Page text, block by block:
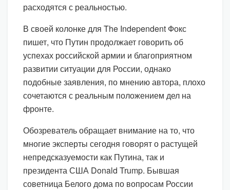
расходятся с реальностью.
В своей колонке для The Independent Фокс
пишет, что Путин продолжает говорить об
успехах российской армии и благоприятном
развитии ситуации для России, однако
подобные заявления, по мнению автора, плохо
сочетаются с реальным положением дел на
фронте.
Обозреватель обращает внимание на то, что
многие эксперты сегодня говорят о растущей
непредсказуемости как Путина, так и
президента США Donald Trump. Бывшая
советница Белого дома по вопросам России